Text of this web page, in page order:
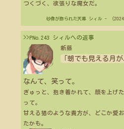
つくづく、欲張りな魔女だ。
砂像が飾られた天幕 シィル - （
>>PNo.243 シィルへの返事
新藤
「朝でも見える月が
なんて、笑って。
ぎゅっと、抱き着かれて、顔を上げ
って。
甘える猫のような貴方が、どこか愛
たかも。